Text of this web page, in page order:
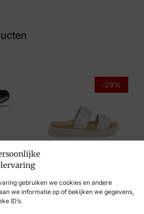
gebruiken we cookies en andere
we informatie op of bekijken we gegevens,
ID’s.
-29%
Remonte